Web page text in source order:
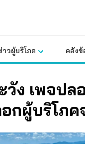
าวผู้บริโภค คลัง
วัง เพจปล
กผู้บริโภ